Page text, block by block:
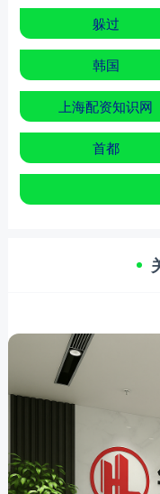
躲过
韩国
上海配资知识网
首都